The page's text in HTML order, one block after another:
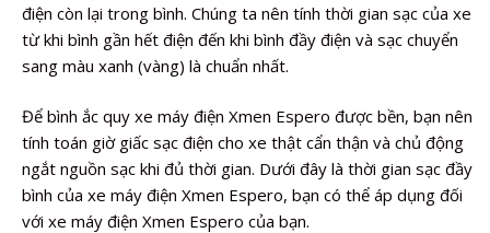
điện còn lại trong bình. Chúng ta nên tính thời gian sạc của xe
từ khi bình gần hết điện đến khi bình đầy điện và sạc chuyển
sang màu xanh (vàng) là chuẩn nhất.
Để bình ắc quy xe máy điện Xmen Espero được bền, bạn nên
tính toán giờ giấc sạc điện cho xe thật cẩn thận và chủ động
ngắt nguồn sạc khi đủ thời gian. Dưới đây là thời gian sạc đầy
bình của xe máy điện Xmen Espero, bạn có thể áp dụng đối
với xe máy điện Xmen Espero của bạn.